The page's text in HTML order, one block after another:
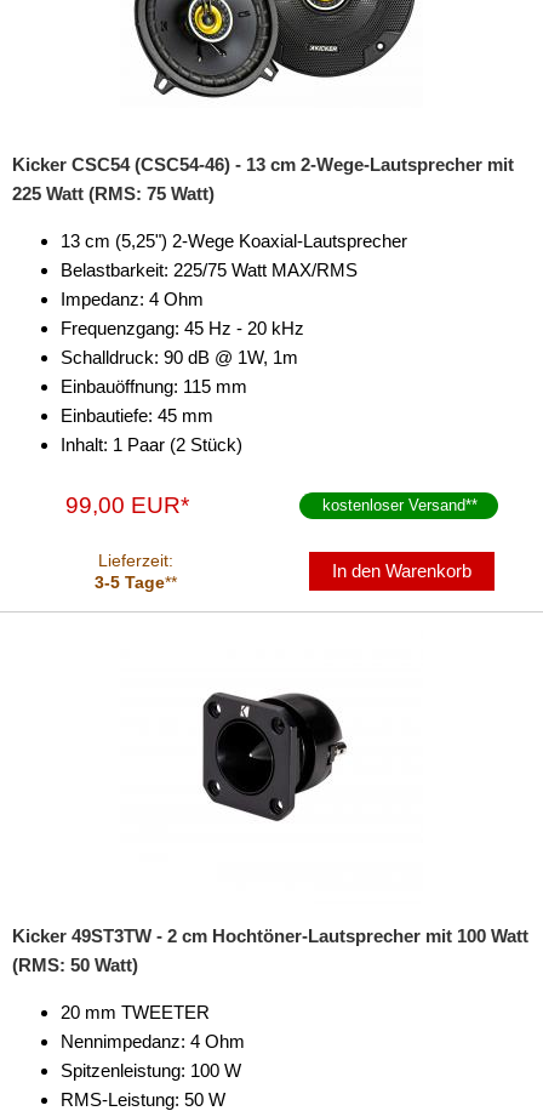
Recoil
Renegade
Rockford Fosgate
Stinger
KfZ-spezifisch
Multimedia
Navigationssoftware
Navigationssysteme
Soundprozessoren
Kicker CSC54 (CSC54-46) - 13 cm 2-Wege-Lautsprecher mit
225 Watt (RMS: 75 Watt)
13 cm (5,25") 2-Wege Koaxial-Lautsprecher
Belastbarkeit: 225/75 Watt MAX/RMS
Impedanz: 4 Ohm
Frequenzgang: 45 Hz - 20 kHz
Schalldruck: 90 dB @ 1W, 1m
Einbauöffnung: 115 mm
Einbautiefe: 45 mm
Inhalt: 1 Paar (2 Stück)
99,00 EUR* kostenloser Versand**
Lieferzeit:
3-5 Tage**
In den Warenkorb
Kicker 49ST3TW - 2 cm Hochtöner-Lautsprecher mit 100 Watt
(RMS: 50 Watt)
20 mm TWEETER
Nennimpedanz: 4 Ohm
Spitzenleistung: 100 W
RMS-Leistung: 50 W